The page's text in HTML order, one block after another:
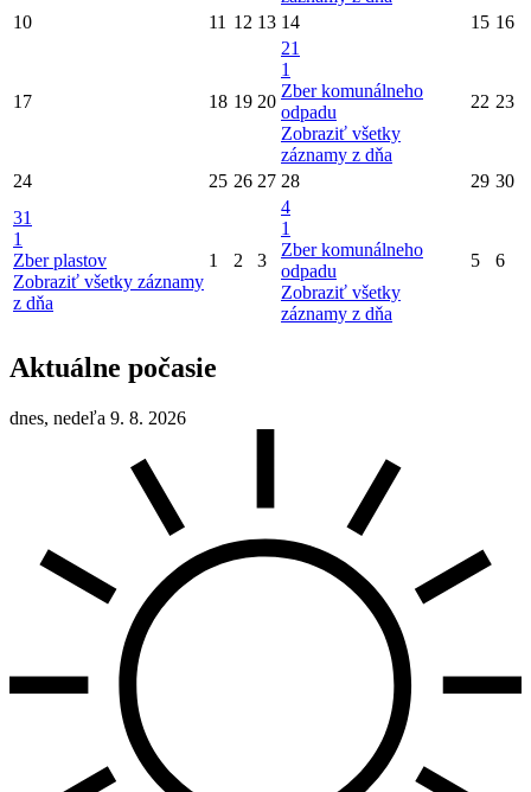
10
11 12 13 14 15 16
17 18 19 20
21
1
Zber komunálneho
odpadu
Zobraziť všetky
záznamy z dňa
22 23
24 25 26 27 28 29 30
31
1
Zber plastov
Zobraziť všetky záznamy
z dňa
1 2 3
4
1
Zber komunálneho
odpadu
Zobraziť všetky
záznamy z dňa
5 6
Aktuálne počasie
dnes, nedeľa 9. 8. 2026